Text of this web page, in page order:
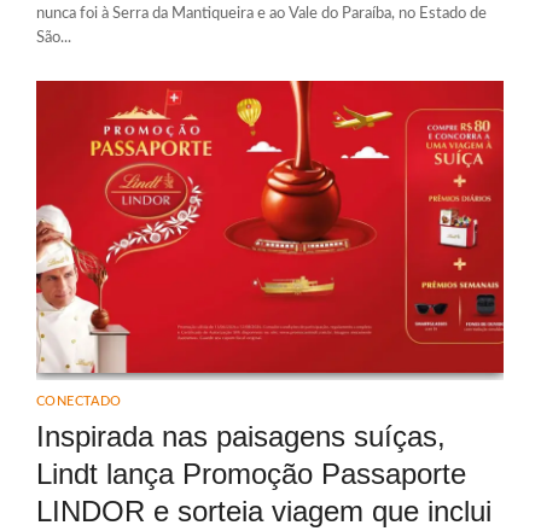
nunca foi à Serra da Mantiqueira e ao Vale do Paraíba, no Estado de
São...
CONECTADO
Inspirada nas paisagens suíças,
Lindt lança Promoção Passaporte
LINDOR e sorteia viagem que inclui